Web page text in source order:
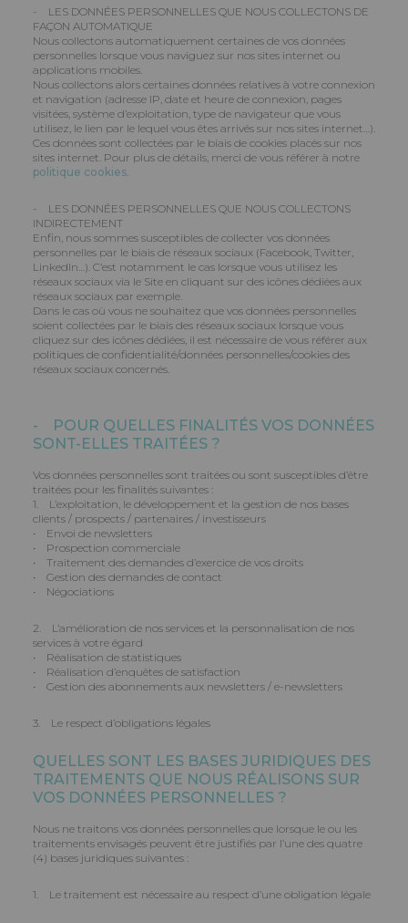
- LES DONNÉES PERSONNELLES QUE NOUS COLLECTONS DE
FAÇON AUTOMATIQUE
Nous collectons automatiquement certaines de vos données
personnelles lorsque vous naviguez sur nos sites internet ou
applications mobiles.
Nous collectons alors certaines données relatives à votre connexion
et navigation (adresse IP, date et heure de connexion, pages
visitées, système d’exploitation, type de navigateur que vous
utilisez, le lien par le lequel vous êtes arrivés sur nos sites internet…).
Ces données sont collectées par le biais de cookies placés sur nos
sites internet. Pour plus de détails, merci de vous référer à notre
politique cookies.
- LES DONNÉES PERSONNELLES QUE NOUS COLLECTONS
INDIRECTEMENT
Enfin, nous sommes susceptibles de collecter vos données
personnelles par le biais de réseaux sociaux (Facebook, Twitter,
LinkedIn…). C’est notamment le cas lorsque vous utilisez les
réseaux sociaux via le Site en cliquant sur des icônes dédiées aux
réseaux sociaux par exemple.
Dans le cas où vous ne souhaitez que vos données personnelles
soient collectées par le biais des réseaux sociaux lorsque vous
cliquez sur des icônes dédiées, il est nécessaire de vous référer aux
politiques de confidentialité/données personnelles/cookies des
réseaux sociaux concernés.
- POUR QUELLES FINALITÉS VOS DONNÉES
SONT-ELLES TRAITÉES ?
Vos données personnelles sont traitées ou sont susceptibles d’être
traitées pour les finalités suivantes :
1. L’exploitation, le développement et la gestion de nos bases
clients / prospects / partenaires / investisseurs
• Envoi de newsletters
• Prospection commerciale
• Traitement des demandes d’exercice de vos droits
• Gestion des demandes de contact
• Négociations
2. L’amélioration de nos services et la personnalisation de nos
services à votre égard
• Réalisation de statistiques
• Réalisation d’enquêtes de satisfaction
• Gestion des abonnements aux newsletters / e-newsletters
3. Le respect d’obligations légales
QUELLES SONT LES BASES JURIDIQUES DES
TRAITEMENTS QUE NOUS RÉALISONS SUR
VOS DONNÉES PERSONNELLES ?
Nous ne traitons vos données personnelles que lorsque le ou les
traitements envisagés peuvent être justifiés par l’une des quatre
(4) bases juridiques suivantes :
1. Le traitement est nécessaire au respect d’une obligation légale